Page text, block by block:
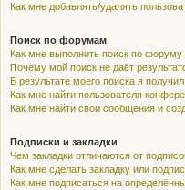
Как мне добавлять/удалять
Поиск по форумам
Как мне выполнить поиск по
Почему мой поиск не даёт
В результате моего поиска я
Как мне найти пользователя
Как мне найти свои сообщения и
Подписки и закладки
Чем закладки отличаются от
Как мне сделать закладку или
Как мне подписаться на